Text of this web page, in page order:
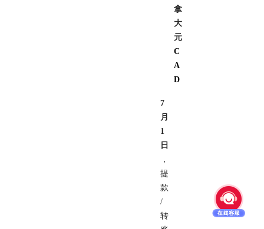
拿
大
元
C
A
D
7
月
1
日
，
提
款
/
转